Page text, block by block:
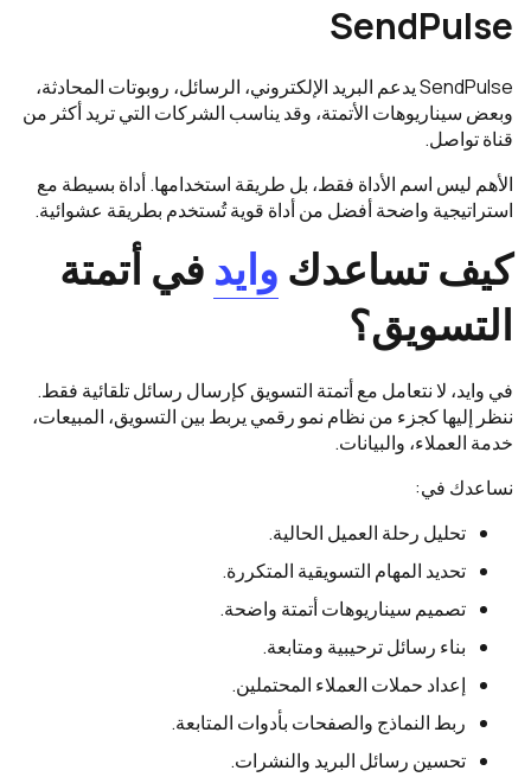
SendPulse
SendPulse يدعم البريد الإلكتروني، الرسائل، روبوتات المحادثة،
وبعض سيناريوهات الأتمتة، وقد يناسب الشركات التي تريد أكثر من
قناة تواصل.
الأهم ليس اسم الأداة فقط، بل طريقة استخدامها. أداة بسيطة مع
استراتيجية واضحة أفضل من أداة قوية تُستخدم بطريقة عشوائية.
كيف تساعدك وايد في أتمتة
التسويق؟
في وايد، لا نتعامل مع أتمتة التسويق كإرسال رسائل تلقائية فقط.
ننظر إليها كجزء من نظام نمو رقمي يربط بين التسويق، المبيعات،
خدمة العملاء، والبيانات.
نساعدك في:
تحليل رحلة العميل الحالية.
تحديد المهام التسويقية المتكررة.
تصميم سيناريوهات أتمتة واضحة.
بناء رسائل ترحيبية ومتابعة.
إعداد حملات العملاء المحتملين.
ربط النماذج والصفحات بأدوات المتابعة.
تحسين رسائل البريد والنشرات.